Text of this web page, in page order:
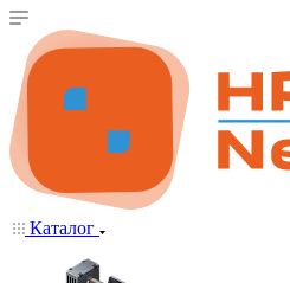
Каталог